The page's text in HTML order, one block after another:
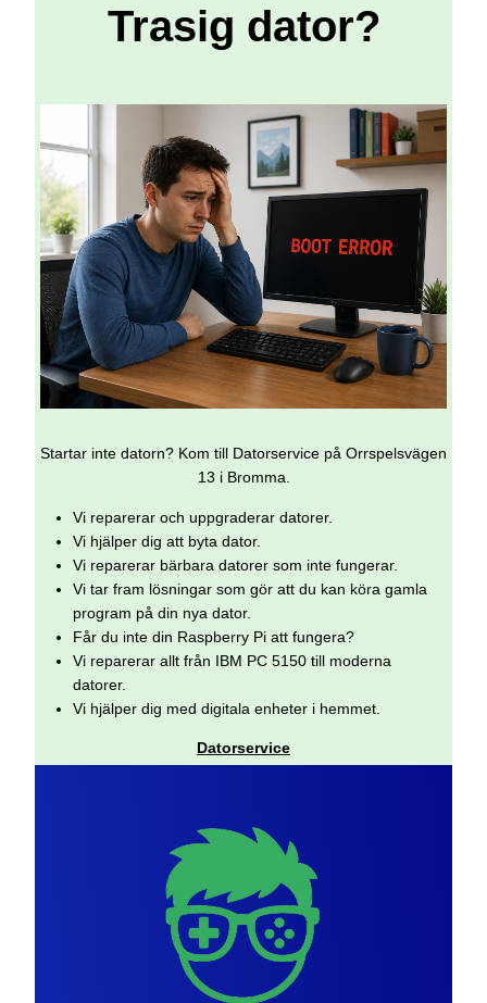
Trasig dator?
Startar inte datorn? Kom till Datorservice på Orrspelsvägen
13 i Bromma.
Vi reparerar och uppgraderar datorer.
Vi hjälper dig att byta dator.
Vi reparerar bärbara datorer som inte fungerar.
Vi tar fram lösningar som gör att du kan köra gamla
program på din nya dator.
Får du inte din Raspberry Pi att fungera?
Vi reparerar allt från IBM PC 5150 till moderna
datorer.
Vi hjälper dig med digitala enheter i hemmet.
Datorservice